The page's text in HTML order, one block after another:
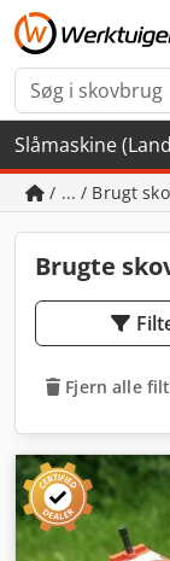
Slåmaskine
/ ... / Brugt
Brugte
Fjern alle